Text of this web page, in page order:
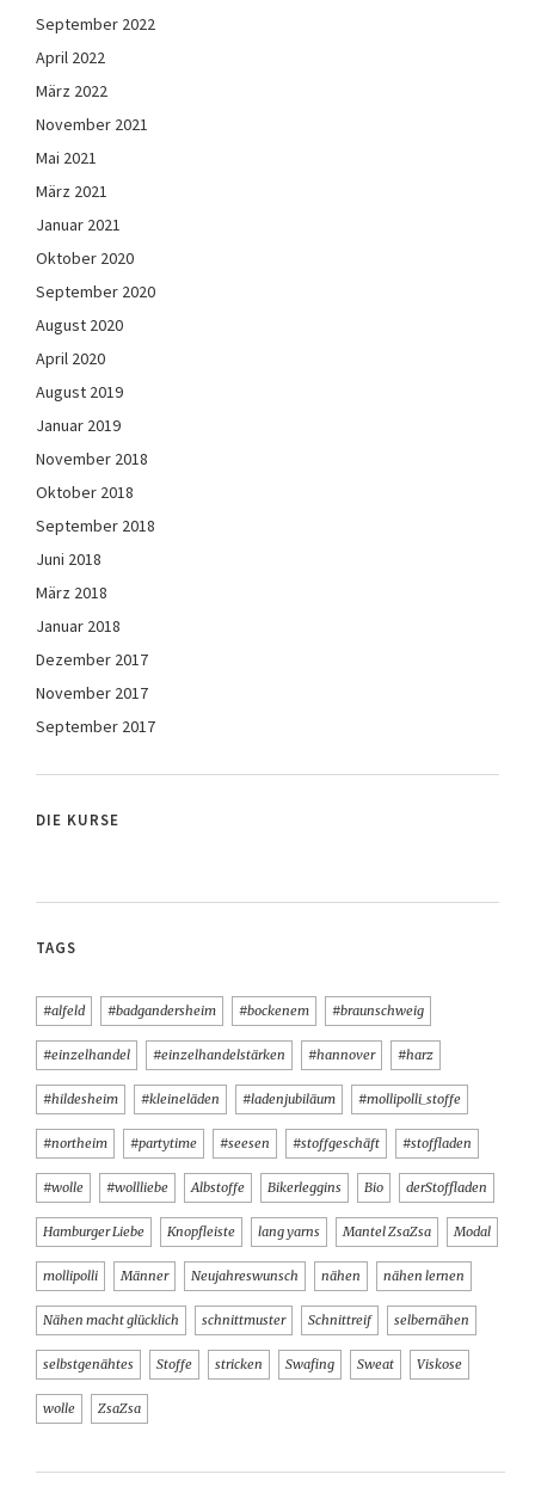
September 2022
April 2022
März 2022
November 2021
Mai 2021
März 2021
Januar 2021
Oktober 2020
September 2020
August 2020
April 2020
August 2019
Januar 2019
November 2018
Oktober 2018
September 2018
Juni 2018
März 2018
Januar 2018
Dezember 2017
November 2017
September 2017
DIE KURSE
TAGS
#alfeld #badgandersheim #bockenem #braunschweig
#einzelhandel #einzelhandelstärken #hannover #harz
#hildesheim #kleineläden #ladenjubiläum #mollipolli_stoffe
#northeim #partytime #seesen #stoffgeschäft #stoffladen
#wolle #wollliebe Albstoffe Bikerleggins Bio derStoffladen
Hamburger Liebe Knopfleiste lang yarns Mantel ZsaZsa Modal
mollipolli Männer Neujahreswunsch nähen nähen lernen
Nähen macht glücklich schnittmuster Schnittreif selbernähen
selbstgenähtes Stoffe stricken Swafing Sweat Viskose
wolle ZsaZsa